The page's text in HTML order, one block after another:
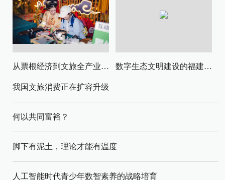
从票根经济到文旅全产业链升级 数字生态文明建设的福建路径与启示
我国文旅消费正在扩容升级
何以共同富裕？
脚下有泥土，理论才能有温度
人工智能时代青少年数智素养的战略培育